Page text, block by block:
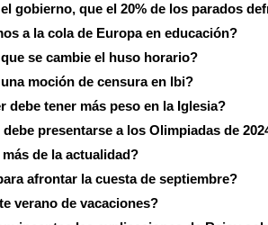
gobierno, que el 20% de los parados
a la cola de Europa en educación?
se cambie el huso horario?
moción de censura en Ibi?
debe tener más peso en la Iglesia?
presentarse a los Olimpiadas de
de la actualidad?
afrontar la cuesta de septiembre?
verano de vacaciones?